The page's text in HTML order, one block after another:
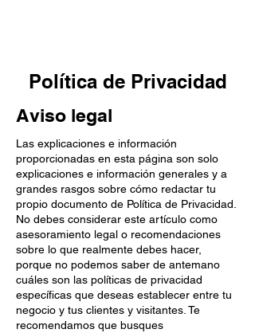
Política de Privacidad
Aviso legal
Las explicaciones e información
proporcionadas en esta página son solo
explicaciones e información generales y a
grandes rasgos sobre cómo redactar tu
propio documento de Política de Privacidad.
No debes considerar este artículo como
asesoramiento legal o recomendaciones
sobre lo que realmente debes hacer,
porque no podemos saber de antemano
cuáles son las políticas de privacidad
específicas que deseas establecer entre tu
negocio y tus clientes y visitantes. Te
recomendamos que busques